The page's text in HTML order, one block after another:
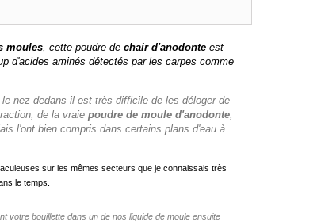
moules, cette poudre de chair d'anodonte est
d'acides aminés détectés par les carpes comme
nez dedans il est très difficile de les déloger de
de la vraie poudre de moule d'anodonte,
l'ont bien compris dans certains plans d'eau à
sur les mêmes secteurs que je connaissais très
le temps.
votre bouillette dans un de nos liquide de moule ensuite